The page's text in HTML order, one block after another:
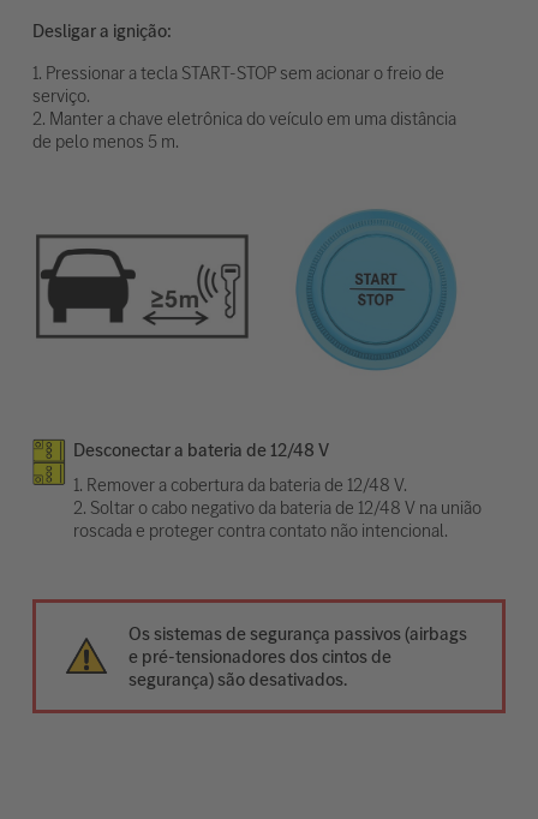
Desligar a ignição:
1. Pressionar a tecla START-STOP sem acionar o freio de
serviço.
2. Manter a chave eletrônica do veículo em uma distância
de pelo menos 5 m.
Desconectar a bateria de 12/48 V
1. Remover a cobertura da bateria de 12/48 V.
2. Soltar o cabo negativo da bateria de 12/48 V na união
roscada e proteger contra contato não intencional.
Os sistemas de segurança passivos (airbags
e pré-tensionadores dos cintos de
segurança) são desativados.